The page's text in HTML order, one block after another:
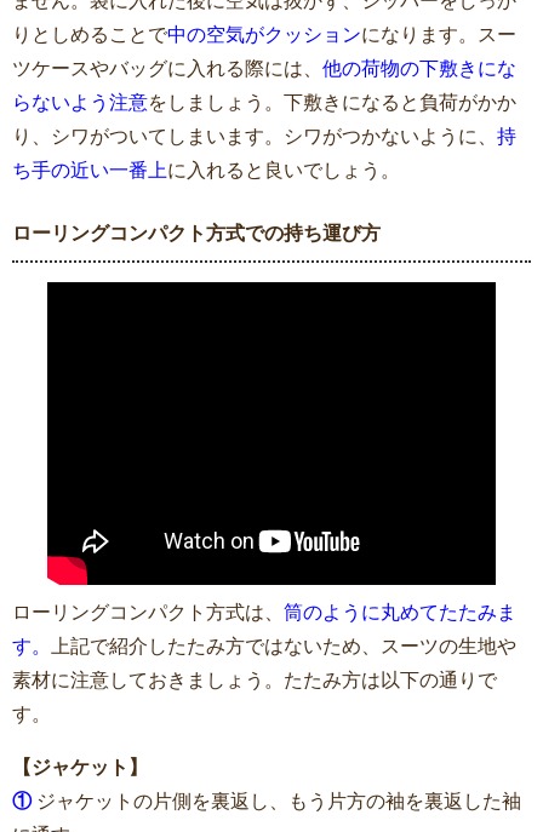
りとしめることで中の空気がクッションになります。スー
ツケースやバッグに入れる際には、 他の荷物の下敷きにな
らないよう注意をしましょう。下敷きになると負荷がかか
り、シワがついてしまいます。シワがつかないように、 持
ち手の近い一番上に入れると良いでしょう。
ローリングコンパクト方式での持ち運び方
ローリングコンパクト方式は、 筒のように丸めてたたみま
す。
上記で紹介したたみ方ではないため、スーツの生地や
素材に注意しておきましょう。たたみ方は以下の通りで
す。
【ジャケット】
①ジャケットの片側を裏返し、もう片方の袖を裏返した袖